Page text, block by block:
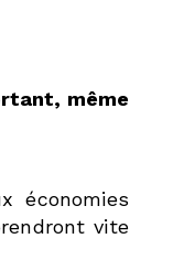
même
économies
vite